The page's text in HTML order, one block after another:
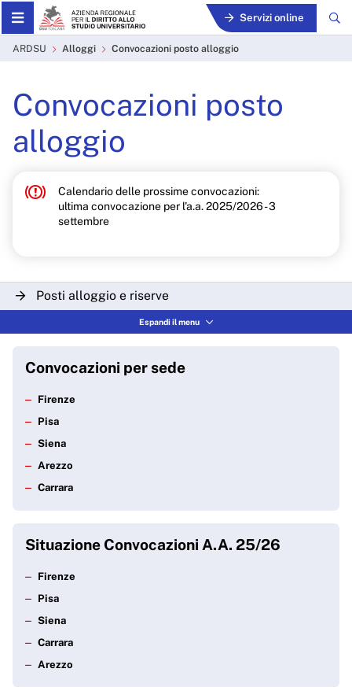
Skip to Main Content Servizi online
Convocazioni posto
ARDSU Alloggi Convocazioni posto alloggio
Convocazioni posto
alloggio
Calendario delle prossime convocazioni:
ultima convocazione per l'a.a. 2025/2026 - 3
settembre
Posti alloggio e riserve
Istruzioni per gli studenti convocati
Potrebbe interessarti
Posto alloggio
Espandi il menu
Convocazioni per sede
Firenze
Pisa
Siena
Arezzo
Carrara
Situazione Convocazioni A.A. 25/26
Firenze
Pisa
Siena
Carrara
Arezzo